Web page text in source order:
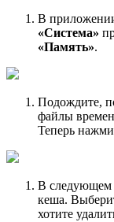
В
«Система»
«Память».
Подождите,
файлы
Теперь
В следующем
кеша.
хотите